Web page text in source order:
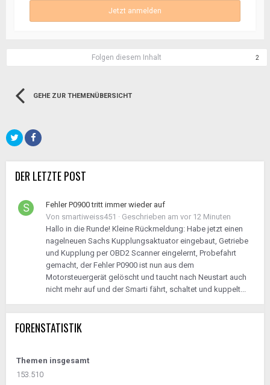
Jetzt anmelden
Folgen diesem Inhalt 2
GEHE ZUR THEMENÜBERSICHT
DER LETZTE POST
Fehler P0900 tritt immer wieder auf
Von smartiweiss451 · Geschrieben am vor 12 Minuten
Hallo in die Runde! Kleine Rückmeldung: Habe jetzt einen
nagelneuen Sachs Kupplungsaktuator eingebaut, Getriebe
und Kupplung per OBD2 Scanner eingelernt, Probefahrt
gemacht, der Fehler P0900 ist nun aus dem
Motorsteuergerät gelöscht und taucht nach Neustart auch
nicht mehr auf und der Smarti fährt, schaltet und kuppelt...
FORENSTATISTIK
Themen insgesamt
153.510